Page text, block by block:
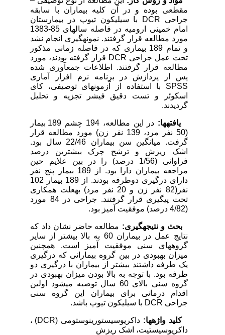
مقطعی بوده و در آن کلیه بیماران با سابقه
جراحی DCR با سیلیکون تیوپ در بیمارستان
امام خمینی ارومیه در فاصله سال­های 85-1383
مورد مطالعه قرار گرفتند. نمونه­گیری انجام نشد
و تمام 189 بیماری که در فاصله زمانی مذکور
تحت عمل جراحی DCR قرار گرفته بودند، مورد
مطالعه قرار گرفتند. اطلاعات جمع­آوری شده
پس از پردازش در برنامه نرم افزار آماری
SPSS با استفاده از آزمون­های توصیفی، کای
اسکوئر و تست دقیق فیشر تجزیه و تحلیل
گردیدند.
یافته­ها:
در این مطالعه، 194 چشم 189 بیمار
(50 نفر مرد، 139 نفر زن) مورد مطالعه قرار
گرفت. میانگین سن بیماران 22/46 سال بود.
اشک ریزش و ترشح چرک بیشترین درصد
فراوانی (1/56 درصد) را در بین علایم حین
مراجعه بیماران دارا بود. از 189 بیمار پنج نفر
دارای درگیری دوطرفه بودند. از 189 بیمار 102
نفر(82 نفر زن و 20 نفر مرد) به­علت همکاری
تحت پیگیری قرار گرفتند. جراحی در 84 مورد
بحث و نتیجه­گیری:مطالعه حاضر نشان داد که
نتایج عمل در بیماران 60 به بالا بیشتر از سایر
گروه­های سنی موفقیت آمیز است. همچنین
میزان بهبودی در بین گروه بیمارانی که درگیری
یک طرفه داشتند بیشتر از بیماران با درگیری دو
طرفه بود. با توجه به بالا بودن میزان بهبودی در
گروه سنی بالای 60 سال توصیه می­شود اولین
اقدام درمانی برای بیماران این گروه سنی
جراحی DCR با سیلیکون تیوپ باشد.
کلید واژه­ها:
داکریوسیستورینوستومی (DCR) ،
داکریوسیستیت، اشک ریزش